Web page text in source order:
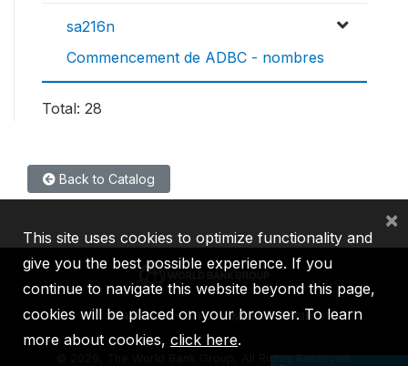
sa216n
Commencement de ADBC - nombres
Total: 28
Back to Catalog
IBRD IDA IFC MIGA ICSID
2026, The World Bank Group, All Rights Reserved.
This site uses cookies to optimize functionality and
give you the best possible experience. If you
continue to navigate this website beyond this page,
cookies will be placed on your browser. To learn
more about cookies, click here.
×